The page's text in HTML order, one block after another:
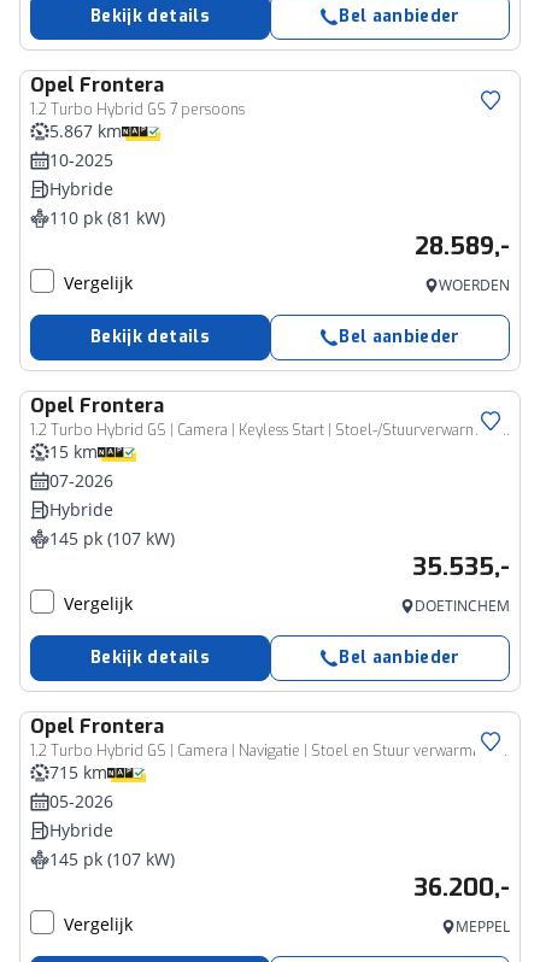
Bekijk details Bel aanbieder
Opel Frontera
1.2 Turbo Hybrid GS 7 persoons
5.867 km
10-2025
Hybride
110 pk (81 kW)
28.589,-
Vergelijk WOERDEN
Bekijk details Bel aanbieder
Opel Frontera
1.2 Turbo Hybrid GS | Camera | Keyless Start | Stoel-/Stuurverwarming | Climate Control | Registratievoordeel van € 36.950,- nu voor € 34.440,-
15 km
07-2026
Hybride
145 pk (107 kW)
35.535,-
Vergelijk DOETINCHEM
Bekijk details Bel aanbieder
Opel Frontera
1.2 Turbo Hybrid GS | Camera | Navigatie | Stoel en Stuur verwarming | Climate control |
715 km
05-2026
Hybride
145 pk (107 kW)
36.200,-
Vergelijk MEPPEL